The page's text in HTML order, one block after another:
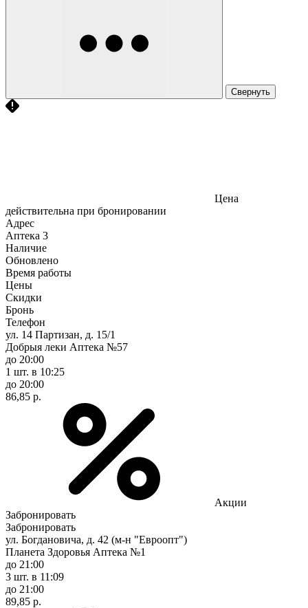
Свернуть
Цена
действительна при бронировании
Адрес
Аптека 3
Наличие
Обновлено
Время работы
Цены
Скидки
Бронь
Телефон
ул. 14 Партизан, д. 15/1
Добрыя леки Аптека №57
до 20:00
1 шт. в 10:25
до 20:00
86,85 р.
Акции
Забронировать
Забронировать
ул. Богдановича, д. 42 (м-н "Евроопт")
Планета Здоровья Аптека №1
до 21:00
3 шт. в 11:09
до 21:00
89,85 р.